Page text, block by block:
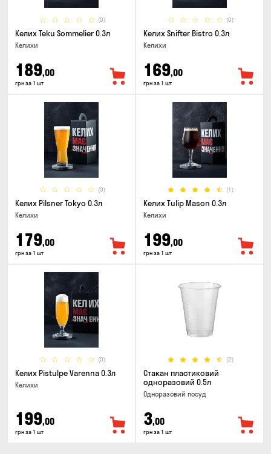
(0)
Келих Teku Sommelier 0.3л
Келихи
189,00
грн за 1 шт
(0)
Келих Snifter Bistro 0.3л
Келихи
169,00
грн за 1 шт
(0)
Келих Pilsner Tokyo 0.3л
Келихи
179,00
грн за 1 шт
(1)
Келих Tulip Mason 0.3л
Келихи
199,00
грн за 1 шт
(0)
Келих Pistulpe Varenna 0.3л
Келихи
199,00
грн за 1 шт
(2)
Стакан пластиковий
одноразовий 0.5л
Одноразовий посуд
3,00
грн за 1 шт